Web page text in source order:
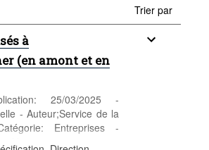
Trier par
à
(en amont et en
25/03/2025 -
- Auteur;Service de la
Entreprises -
transports